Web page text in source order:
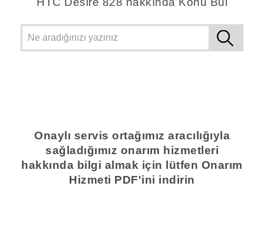
Onaylı servis ortağımız aracılığıyla
sağladığımız onarım hizmetleri
hakkında bilgi almak için lütfen Onarım
Hizmeti PDF'ini indirin